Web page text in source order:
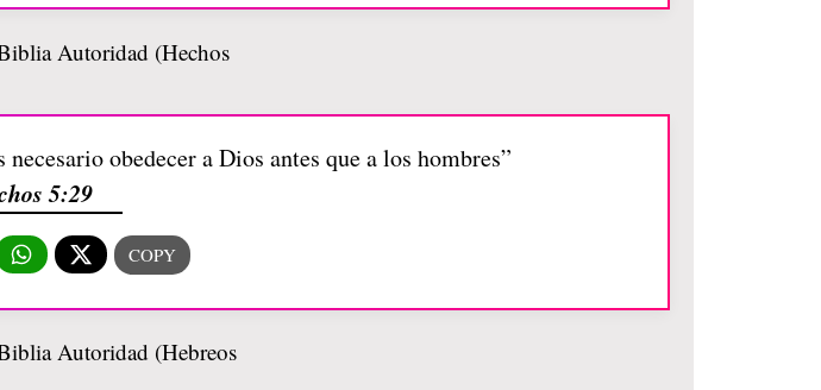
obedecer a Dios antes que a los hombres”
5:29